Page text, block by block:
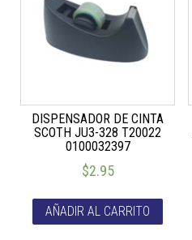
DISPENSADOR DE CINTA
SCOTH JU3-328 T20022
0100032397
$2.95
AÑADIR AL CARRITO